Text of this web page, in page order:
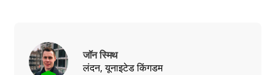
जॉन स्मिथ
लंदन, यूनाइटेड किंगडम